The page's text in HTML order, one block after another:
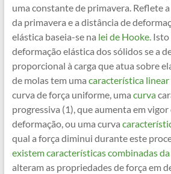
uma constante de primavera. Reflete
da primavera e a distância de
elástica baseia-se na lei de Hooke.Isto
deformação elástica dos sólidos se a
proporcional à carga que atua sobre
de molas tem uma característica linear
curva de força uniforme, uma curva
progressiva (1), que aumenta em
deformação, ou uma curva
qual a força diminui durante este
existem características combinadas
alteram as propriedades de força em